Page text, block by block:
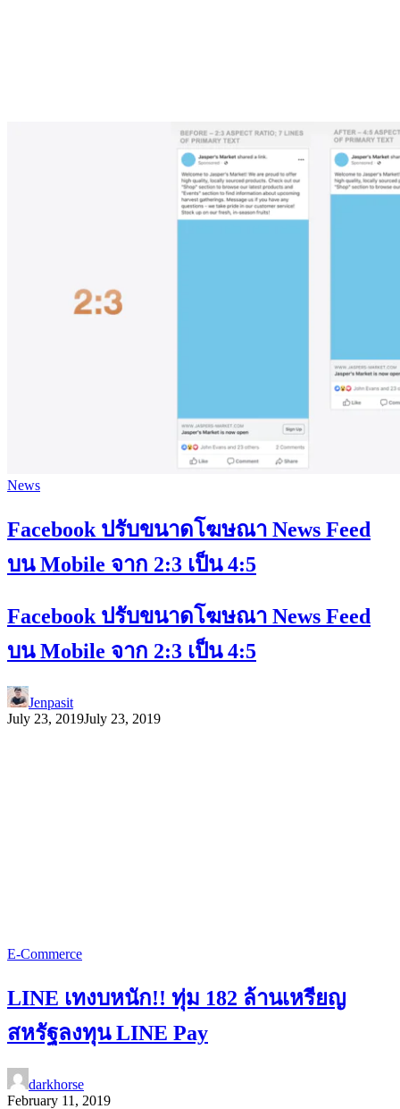
News
Facebook ปรับขนาดโฆษณา News Feed
บน Mobile จาก 2:3 เป็น 4:5
Facebook ปรับขนาดโฆษณา News Feed
บน Mobile จาก 2:3 เป็น 4:5
Jenpasit
July 23, 2019July 23, 2019
E-Commerce
LINE เทงบหนัก!! ทุ่ม 182 ล้านเหรียญ
สหรัฐลงทุน LINE Pay
darkhorse
February 11, 2019